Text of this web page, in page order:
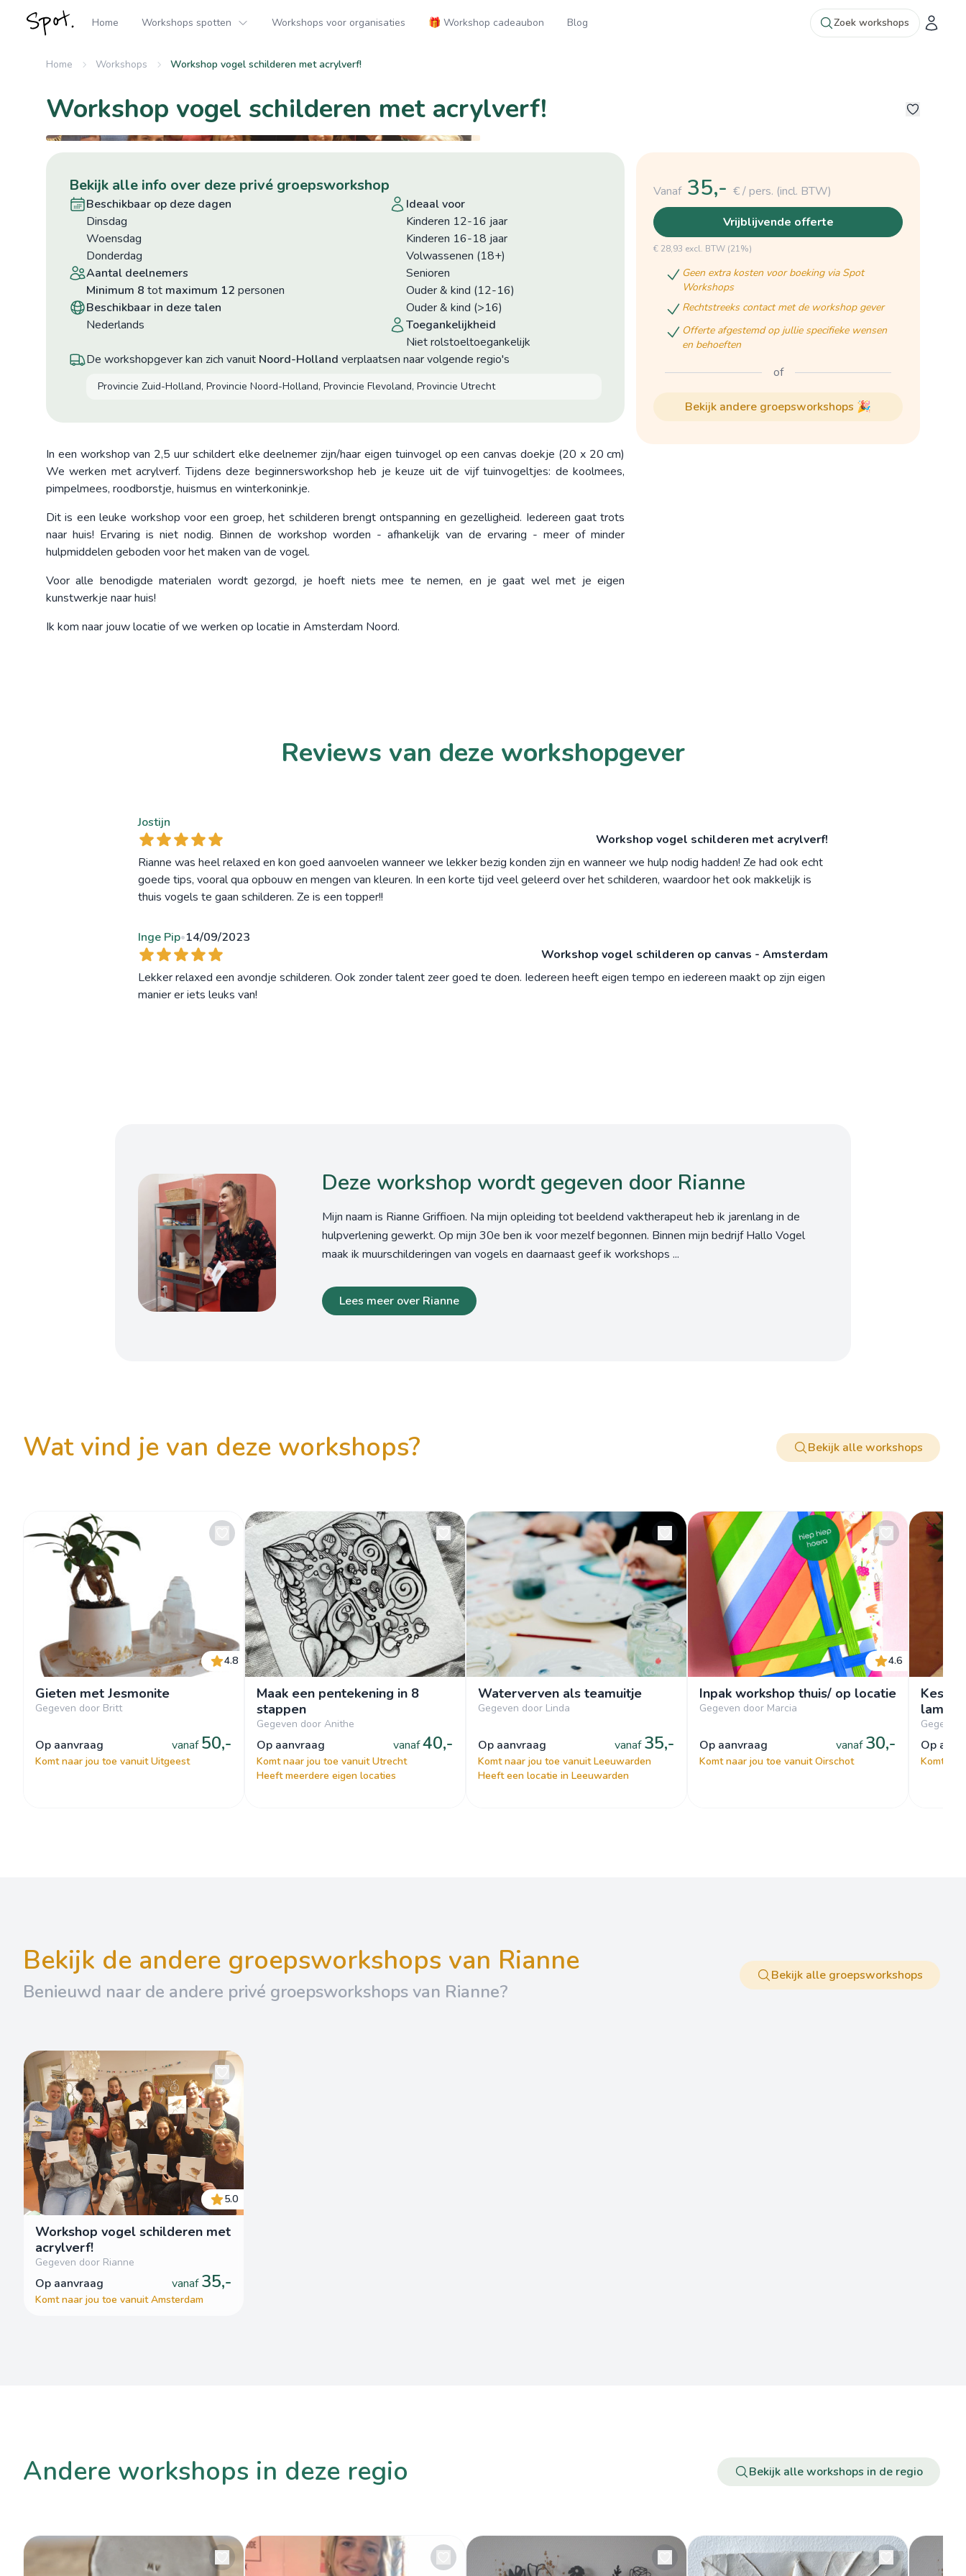
Home Workshops spotten Workshops voor organisaties 🎁 Workshop cadeaubon Blog Zoek workshops
Home Workshops Workshop vogel schilderen met acrylverf!
Workshop vogel schilderen met acrylverf!
bekijk alle info over deze privé groepsworkshop
beschikbaar op deze dagen
dinsdag
woensdag
donderdag
aantal deelnemers
minimum 8 tot maximum 12 personen
beschikbaar in deze talen
Nederlands
ideaal voor
Kinderen 12-16 jaar
Kinderen 16-18 jaar
Volwassenen (18+)
Senioren
Ouder & kind (12-16)
Ouder & kind (>16)
toegankelijkheid
niet rolstoeltoegankelijk
De workshopgever kan zich vanuit Noord-Holland verplaatsen naar volgende regio's
Provincie Zuid-Holland, Provincie Noord-Holland, Provincie Flevoland, Provincie Utrecht
In een workshop van 2,5 uur schildert elke deelnemer zijn/haar eigen tuinvogel op een canvas doekje (20 x 20 cm)
We werken met acrylverf. Tijdens deze beginnersworkshop heb je keuze uit de vijf tuinvogeltjes: de koolmees,
pimpelmees, roodborstje, huismus en winterkoninkje.
Dit is een leuke workshop voor een groep, het schilderen brengt ontspanning en gezelligheid. Iedereen gaat trots
naar huis! Ervaring is niet nodig. Binnen de workshop worden - afhankelijk van de ervaring - meer of minder
hulpmiddelen geboden voor het maken van de vogel.
Voor alle benodigde materialen wordt gezorgd, je hoeft niets mee te nemen, en je gaat wel met je eigen
kunstwerkje naar huis!
Ik kom naar jouw locatie of we werken op locatie in Amsterdam Noord.
Vanaf 35,- € / pers. (incl. BTW)
vrijblijvende offerte
€ 28,93 excl. BTW (21%)
geen extra kosten voor boeking via Spot
Workshops
rechtstreeks contact met de workshop gever
offerte afgestemd op jullie specifieke wensen
en behoeften
of
bekijk andere groepsworkshops 🎉
Reviews van deze workshopgever
Jostijn
Workshop vogel schilderen met acrylverf!
Rianne was heel relaxed en kon goed aanvoelen wanneer we lekker bezig konden zijn en wanneer we hulp nodig hadden! Ze had ook echt
goede tips, vooral qua opbouw en mengen van kleuren. In een korte tijd veel geleerd over het schilderen, waardoor het ook makkelijk is
thuis vogels te gaan schilderen. Ze is een topper!!
Inge Pip•14/09/2023
Workshop vogel schilderen op canvas - Amsterdam
Lekker relaxed een avondje schilderen. Ook zonder talent zeer goed te doen. Iedereen heeft eigen tempo en iedereen maakt op zijn eigen
manier er iets leuks van!
Deze workshop wordt gegeven door Rianne
Mijn naam is Rianne Griffioen. Na mijn opleiding tot beeldend vaktherapeut heb ik jarenlang in de
hulpverlening gewerkt. Op mijn 30e ben ik voor mezelf begonnen. Binnen mijn bedrijf Hallo Vogel
maak ik muurschilderingen van vogels en daarnaast geef ik workshops ...
Lees meer over Rianne
wat vind je van deze workshops? Bekijk alle workshops
4.8
Gieten met Jesmonite
Gegeven door Britt
op aanvraag vanaf 50,-
Komt naar jou toe vanuit Uitgeest
Maak een pentekening in 8
stappen
Gegeven door Anithe
op aanvraag vanaf40,-
Komt naar jou toe vanuit Utrecht
Heeft meerdere eigen locaties
Waterverven als teamuitje
Gegeven door Linda
op aanvraag vanaf 35,-
Komt naar jou toe vanuit Leeuwarden
Heeft een locatie in Leeuwarden
4.6
Inpak workshop thuis/ op locatie
Gegeven door Marcia
op aanvraag vanaf 30,-
Komt naar jou toe vanuit Oirschot
lamp!
op
Komt
bekijk de andere groepsworkshops van Rianne
Benieuwd naar de andere privé groepsworkshops van Rianne?
Bekijk alle groepsworkshops
5.0
Workshop vogel schilderen met
acrylverf!
Gegeven door Rianne
op aanvraag vanaf 35,-
Komt naar jou toe vanuit Amsterdam
andere workshops in deze regio Bekijk alle workshops in de regio